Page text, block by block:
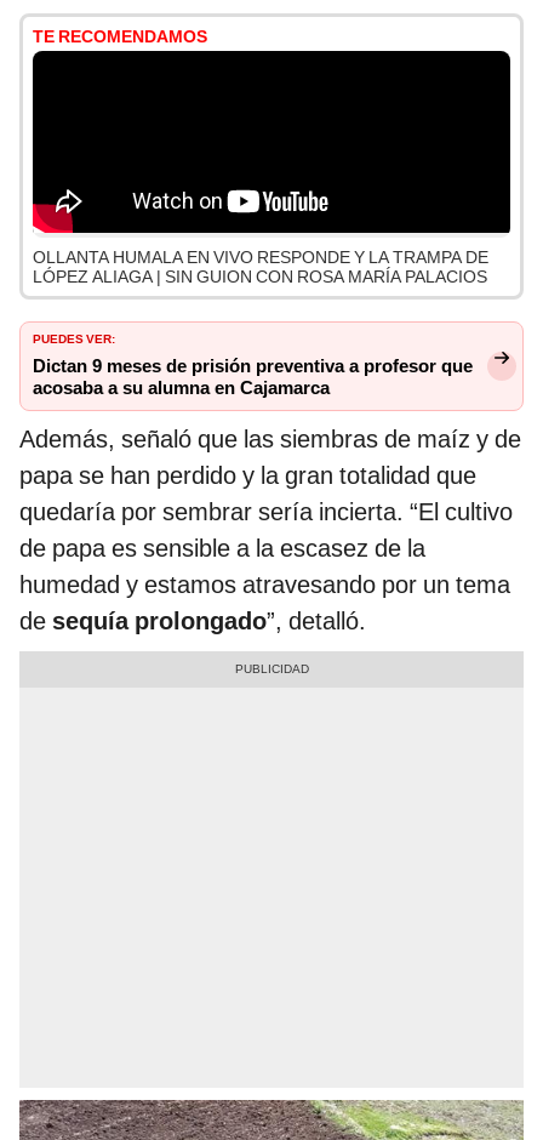
TE RECOMENDAMOS
OLLANTA HUMALA EN VIVO RESPONDE Y LA TRAMPA DE
LÓPEZ ALIAGA | SIN GUION CON ROSA MARÍA PALACIOS
PUEDES VER:
Dictan 9 meses de prisión preventiva a profesor que
acosaba a su alumna en Cajamarca
Además, señaló que las siembras de maíz y de
papa se han perdido y la gran totalidad que
quedaría por sembrar sería incierta. “El cultivo
de papa es sensible a la escasez de la
humedad y estamos atravesando por un tema
de sequía prolongado”, detalló.